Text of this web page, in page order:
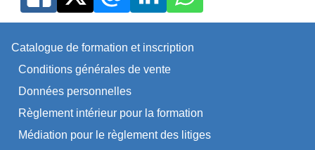
Catalogue de formation et inscription
Conditions générales de vente
Données personnelles
Règlement intérieur pour la formation
Médiation pour le règlement des litiges